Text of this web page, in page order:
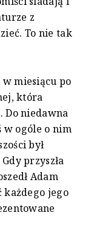
z
To nie tak
miesiącu po
która
Do niedawna
w ogóle o nim
był
przyszła
Adam
każdego jego